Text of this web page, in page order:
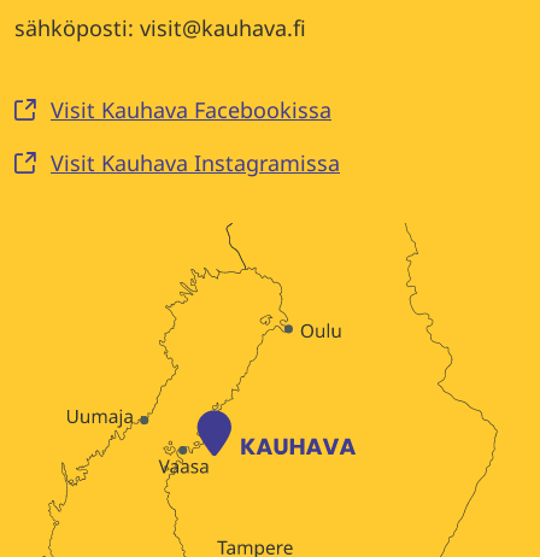
sähköposti: visit@kauhava.fi
Visit Kauhava Facebookissa
Visit Kauhava Instagramissa